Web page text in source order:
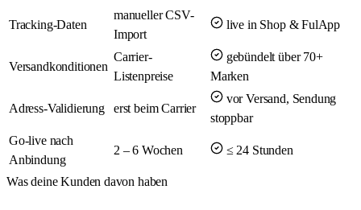
Tracking-Daten
manueller CSV-
Import
live in Shop & FulApp
Versandkonditionen
Carrier-
Listenpreise
gebündelt über 70+
Marken
Adress-Validierung erst beim Carrier
vor Versand, Sendung
stoppbar
Go-live nach
Anbindung
2 – 6 Wochen ≤ 24 Stunden
Was deine Kunden davon haben